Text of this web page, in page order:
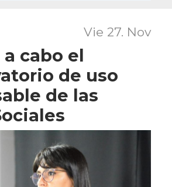
Vie 27. Nov
cabo el
de uso
de las